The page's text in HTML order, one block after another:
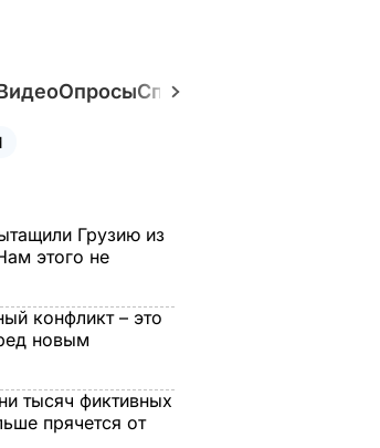
ОпросыСпецпроекты
Грузию из
этого не
конфликт – это
новым
тысяч фиктивных
прячется от